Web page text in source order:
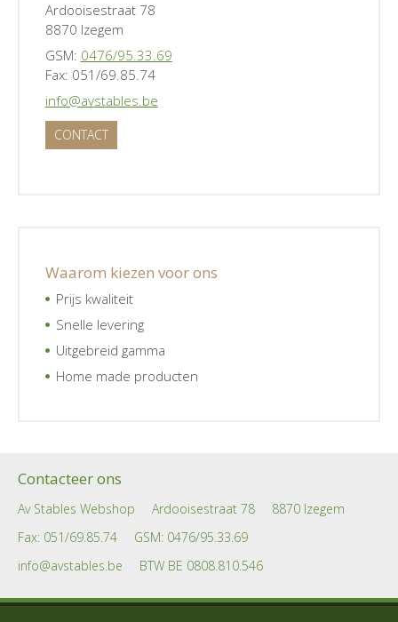
Ardooisestraat 78
8870 Izegem
GSM: 0476/95.33.69
Fax: 051/69.85.74
info@avstables.be
CONTACT
Waarom kiezen voor ons
Prijs kwaliteit
Snelle levering
Uitgebreid gamma
Home made producten
Contacteer ons
Av Stables Webshop Ardooisestraat 78
8870 Izegem
Fax: 051/69.85.74
GSM: 0476/95.33.69
info@avstables.be
BTW BE 0808.810.546